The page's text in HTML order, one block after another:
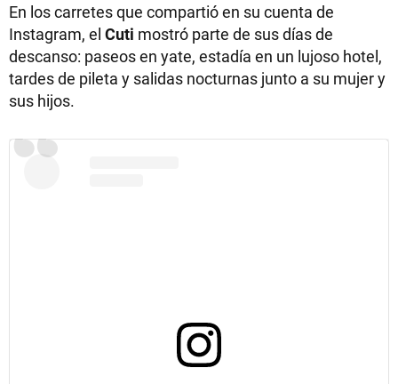
En los carretes que compartió en su cuenta de
Instagram, el Cuti mostró parte de sus días de
descanso: paseos en yate, estadía en un lujoso hotel,
tardes de pileta y salidas nocturnas junto a su mujer y
sus hijos.